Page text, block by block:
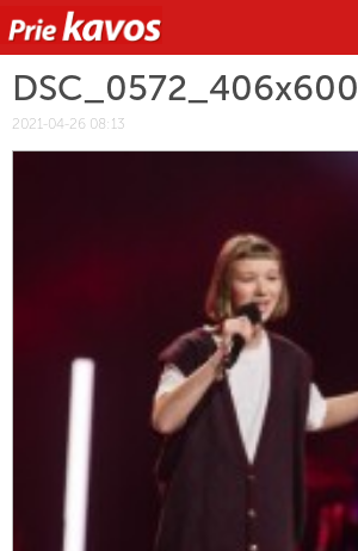
DSC_0572_406x600
2021-04-26 08:13